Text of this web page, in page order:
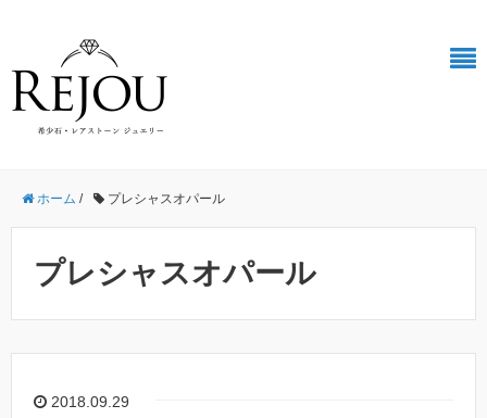
ホーム / プレシャスオパール
プレシャスオパール
2018.09.29